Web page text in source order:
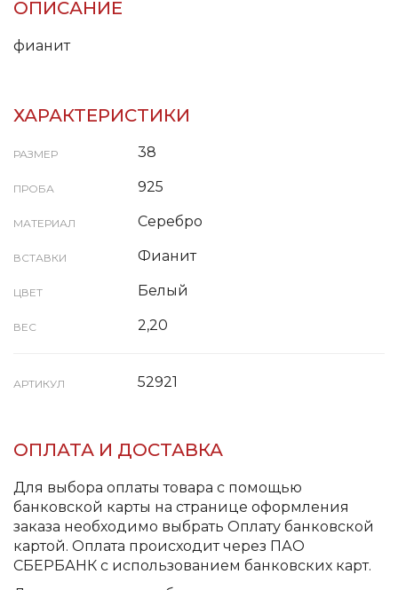
ОПИСАНИЕ
фианит
ХАРАКТЕРИСТИКИ
РАЗМЕР 38
ПРОБА 925
МАТЕРИАЛ Серебро
ВСТАВКИ Фианит
ЦВЕТ Белый
ВЕС 2,20
АРТИКУЛ 52921
ОПЛАТА И ДОСТАВКА
Для выбора оплаты товара с помощью
банковской карты на странице оформления
заказа необходимо выбрать Оплату банковской
картой. Оплата происходит через ПАО
СБЕРБАНК с использованием банковских карт.